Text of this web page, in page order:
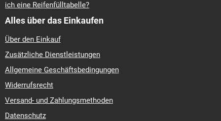
ich eine Reifenfülltabelle?
Alles über das Einkaufen
Über den Einkauf
Zusätzliche Dienstleistungen
Allgemeine Geschäftsbedingungen
Widerrufsrecht
Versand- und Zahlungsmethoden
Datenschutz